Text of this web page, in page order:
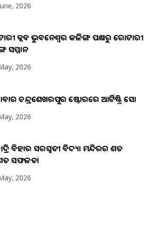
2026
କ୍ଲବ ଭୁବନେଶ୍ୱର କଳିଙ୍ଗ ପକ୍ଷରୁ ରୋଟାରୀ
ସମ୍ମାନ
2026
ଚନ୍ଦ୍ରଶେଖରପୁର ଷ୍ଟୋରରେ ଆର୍ଟିଷ୍ଟ୍ରି ସୋ
2026
ବିହାର ସରସ୍ୱତୀ ବିଦ୍ୟା ମନ୍ଦିରର ଶତ
ସଫଳତା
2026